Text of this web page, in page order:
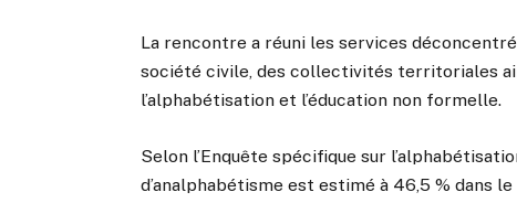
La rencontre a réuni les services
société civile, des collectivités territoriales
l’alphabétisation et l’éducation non formelle.
Selon l’Enquête spécifique sur
d’analphabétisme est estimé à 46,5 % dans le